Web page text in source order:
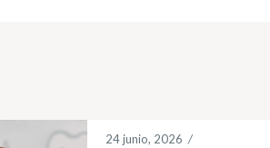
24 junio, 2026 /